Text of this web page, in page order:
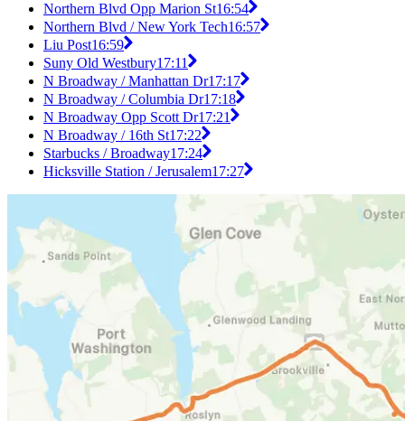
Northern Blvd Opp Marion St16:54
Northern Blvd / New York Tech16:57
Liu Post16:59
Suny Old Westbury17:11
N Broadway / Manhattan Dr17:17
N Broadway / Columbia Dr17:18
N Broadway Opp Scott Dr17:21
N Broadway / 16th St17:22
Starbucks / Broadway17:24
Hicksville Station / Jerusalem17:27